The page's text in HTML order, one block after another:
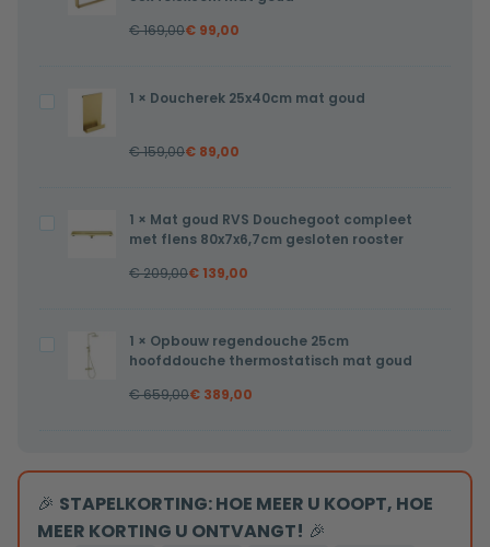
Guido
Douchewand
55x40.5x9cm
€169,00€ 99,00
Doucherek
25x40cm
1 × Doucherek 25x40cm mat goud
€159,00€ 89,00
compleet
met
rooster
1 × Mat goud RVS Douchegoot compleet
met flens 80x7x6,7cm gesloten rooster
€209,00€ 139,00
Opbouw
regendouche
goud
1 × Opbouw regendouche 25cm
hoofddouche thermostatisch mat goud
€659,00€ 389,00
🎉 STAPELKORTING: HOE MEER U KOOPT, HOE
MEER KORTING U ONTVANGT! 🎉